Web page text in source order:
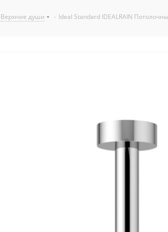
Верхние души - Ideal Standard IDEALRAIN